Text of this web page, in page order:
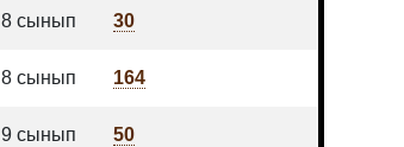
8 сынып 30
8 сынып 164
9 сынып 50